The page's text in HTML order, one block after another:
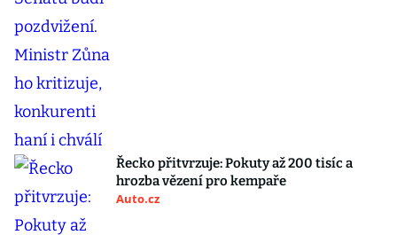
Řecko přitvrzuje: Pokuty až 200 tisíc a
hrozba vězení pro kempaře
Auto.cz